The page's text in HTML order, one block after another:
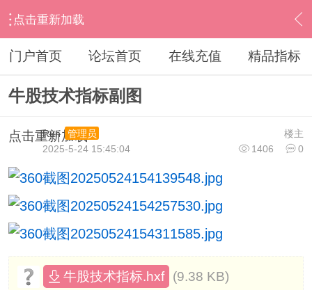
点击重新加载
› 其他股票软件 › 同花顺 › 内容
门户首页 论坛首页 在线充值 精品指标
牛股技术指标副图
点击重新加载 楼主
Run
管理员
1406
0
2025-5-24 15:45:04
牛股技术指标.hxf
(9.38 KB)